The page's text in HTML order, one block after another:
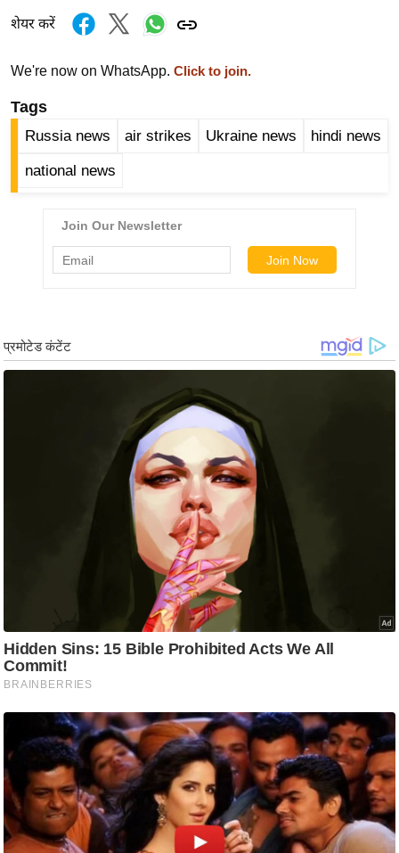
वु
हॉ
ली
वु
फि
e
a
फ
स्टा
इ
क्नॉ
लॉ
जी
ब्यू
टी
शेयर करें
We're now on WhatsApp. Click to join.
Tags
Russia news air strikes Ukraine news hindi news
national news